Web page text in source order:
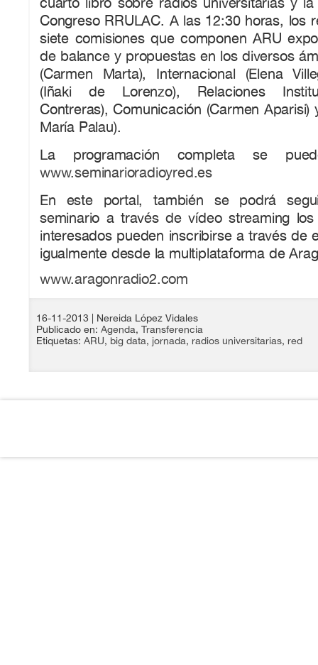
Congreso RRULAC. A las 12:30 horas, los
siete comisiones que componen ARU
de balance y propuestas en los diversos
(Carmen Marta), Internacional (Elena
(Iñaki de Lorenzo), Relaciones
Contreras), Comunicación (Carmen Aparisi)
María Palau).
La programación completa se
www.seminarioradioyred.es
En este portal, también se podrá
seminario a través de vídeo streaming
interesados pueden inscribirse a través de
igualmente desde la multiplataforma de
www.aragonradio2.com
16-11-2013
| Nereida López Vidales
Publicado en: Agenda, Transferencia
Etiquetas: ARU, big data, jornada, radios universitarias, red